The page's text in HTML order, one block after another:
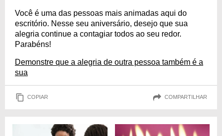
Você é uma das pessoas mais animadas aqui do
escritório. Nesse seu aniversário, desejo que sua
alegria continue a contagiar todos ao seu redor.
Parabéns!
Demonstre que a alegria de outra pessoa também é a
sua
COPIAR COMPARTILHAR